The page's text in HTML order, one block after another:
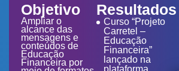
Objetivo
Ampliar o
alcance das
mensagens e
conteúdos de
Educação
Financeira por
Resultados
Curso “Projeto
Carretel –
Educação
Financeira”
lançado na
plataforma